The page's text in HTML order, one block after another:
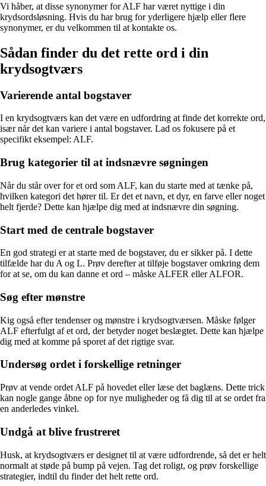
Vi håber, at disse synonymer for ALF har været nyttige i din
krydsordsløsning. Hvis du har brug for yderligere hjælp eller flere
synonymer, er du velkommen til at kontakte os.
Sådan finder du det rette ord i din
krydsogtværs
Varierende antal bogstaver
I en krydsogtværs kan det være en udfordring at finde det korrekte ord,
især når det kan variere i antal bogstaver. Lad os fokusere på et
specifikt eksempel: ALF.
Brug kategorier til at indsnævre søgningen
Når du står over for et ord som ALF, kan du starte med at tænke på,
hvilken kategori det hører til. Er det et navn, et dyr, en farve eller noget
helt fjerde? Dette kan hjælpe dig med at indsnævre din søgning.
Start med de centrale bogstaver
En god strategi er at starte med de bogstaver, du er sikker på. I dette
tilfælde har du A og L. Prøv derefter at tilføje bogstaver omkring dem
for at se, om du kan danne et ord – måske ALFER eller ALFOR.
Søg efter mønstre
Kig også efter tendenser og mønstre i krydsogtværsen. Måske følger
ALF efterfulgt af et ord, der betyder noget beslægtet. Dette kan hjælpe
dig med at komme på sporet af det rigtige svar.
Undersøg ordet i forskellige retninger
Prøv at vende ordet ALF på hovedet eller læse det baglæns. Dette trick
kan nogle gange åbne op for nye muligheder og få dig til at se ordet fra
en anderledes vinkel.
Undgå at blive frustreret
Husk, at krydsogtværs er designet til at være udfordrende, så det er helt
normalt at støde på bump på vejen. Tag det roligt, og prøv forskellige
strategier, indtil du finder det helt rette ord.